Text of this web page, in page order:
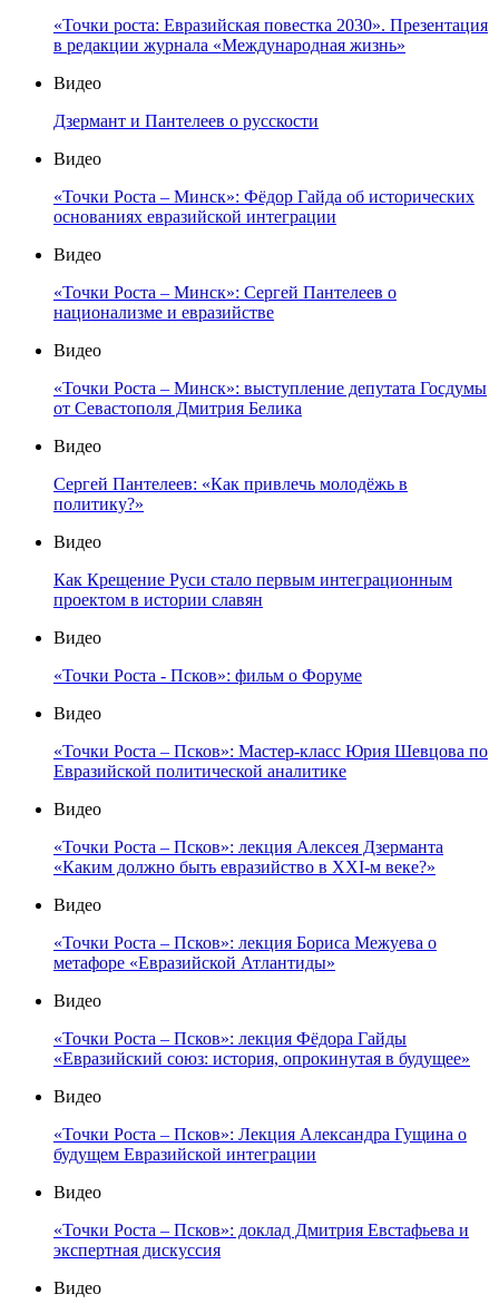
«Точки роста: Евразийская повестка 2030». Презентация
в редакции журнала «Международная жизнь»
Видео
Дзермант и Пантелеев о русскости
Видео
«Точки Роста – Минск»: Фёдор Гайда об исторических
основаниях евразийской интеграции
Видео
«Точки Роста – Минск»: Сергей Пантелеев о
национализме и евразийстве
Видео
«Точки Роста – Минск»: выступление депутата Госдумы
от Севастополя Дмитрия Белика
Видео
Сергей Пантелеев: «Как привлечь молодёжь в
политику?»
Видео
Как Крещение Руси стало первым интеграционным
проектом в истории славян
Видео
«Точки Роста - Псков»: фильм о Форуме
Видео
«Точки Роста – Псков»: Мастер-класс Юрия Шевцова по
Евразийской политической аналитике
Видео
«Точки Роста – Псков»: лекция Алексея Дзерманта
«Каким должно быть евразийство в XXI-м веке?»
Видео
«Точки Роста – Псков»: лекция Бориса Межуева о
метафоре «Евразийской Атлантиды»
Видео
«Точки Роста – Псков»: лекция Фёдора Гайды
«Евразийский союз: история, опрокинутая в будущее»
Видео
«Точки Роста – Псков»: Лекция Александра Гущина о
будущем Евразийской интеграции
Видео
«Точки Роста – Псков»: доклад Дмитрия Евстафьева и
экспертная дискуссия
Видео